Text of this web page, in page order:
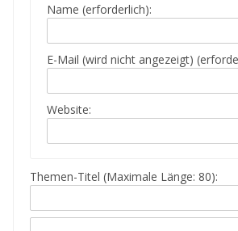
Name (erforderlich):
E-Mail (wird nicht angezeigt)
Website:
Themen-Titel (Maximale Länge: 80):